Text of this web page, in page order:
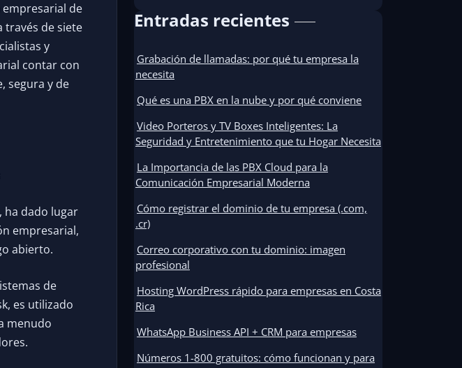
empresarial de
través de siete
y
contar con
segura y de
ha dado lugar
empresarial,
abierto.
de
es utilizado
menudo
Entradas recientes
Grabación de llamadas: por qué tu empresa la
necesita
Qué es una PBX en la nube y por qué conviene
Video Porteros y TV Boxes Inteligentes: La
Seguridad y Entretenimiento que tu Hogar Necesita
La Importancia de las PBX Cloud para la
Comunicación Empresarial Moderna
Cómo registrar el dominio de tu empresa (.com,
.cr)
Correo corporativo con tu dominio: imagen
profesional
Hosting WordPress rápido para empresas en Costa
Rica
WhatsApp Business API + CRM para empresas
Números 1-800 gratuitos: cómo funcionan y para